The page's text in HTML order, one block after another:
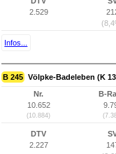
2.529
Infos...
B 245 Völpke-Badeleben (K
Nr.
10.652
(10.884)
B-
DTV
2.227